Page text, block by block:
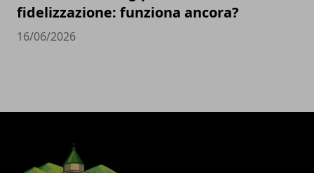
fidelizzazione: funziona ancora?
16/06/2026